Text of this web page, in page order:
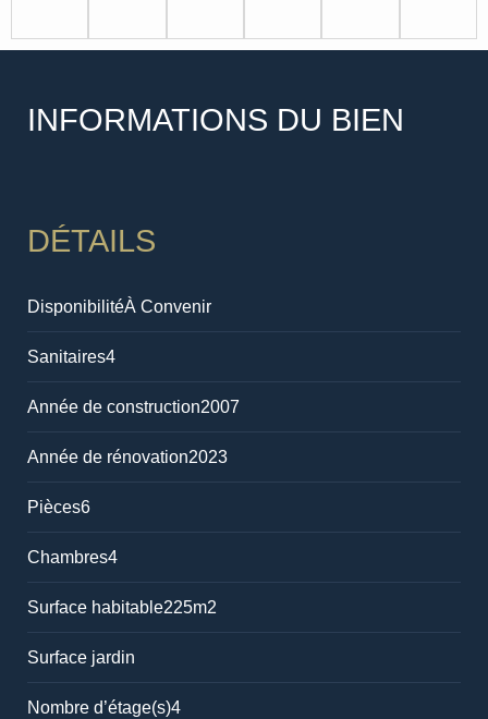
INFORMATIONS DU BIEN
DÉTAILS
DisponibilitéÀ Convenir
Sanitaires4
Année de construction2007
Année de rénovation2023
Pièces6
Chambres4
Surface habitable225m2
Surface jardin
Nombre d’étage(s)4